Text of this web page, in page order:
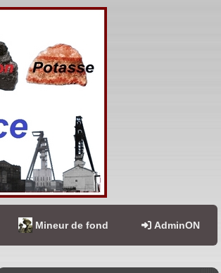
Mineur de fond AdminON